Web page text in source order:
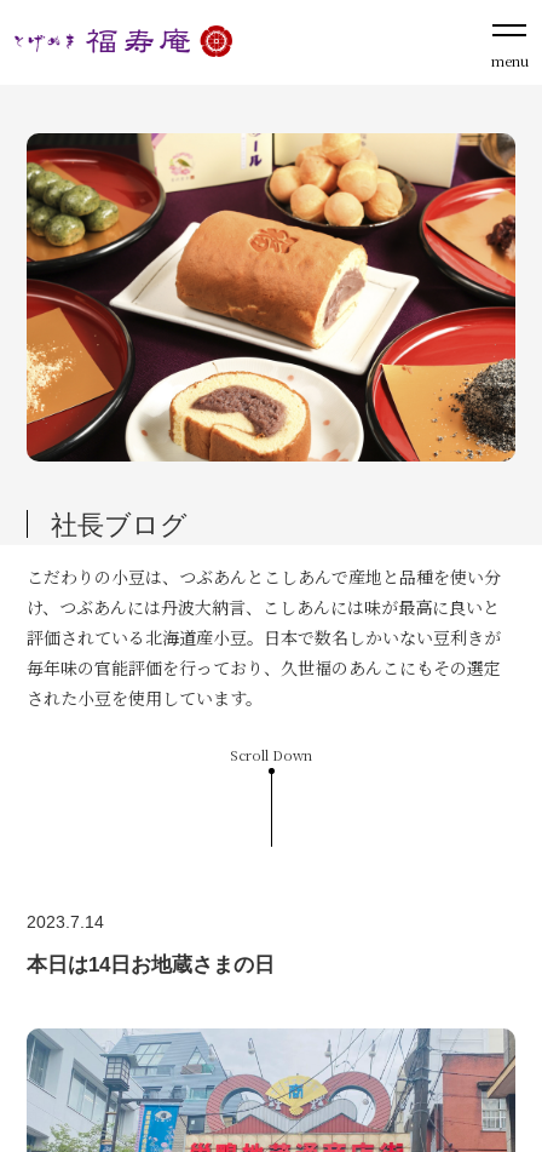
menu
社長ブログ
こだわりの小豆は、つぶあんとこしあんで産地と品種を使い分
け、つぶあんには丹波大納言、こしあんには味が最高に良いと
評価されている北海道産小豆。日本で数名しかいない豆利きが
毎年味の官能評価を行っており、久世福のあんこにもその選定
された小豆を使用しています。
Scroll Down
2023.7.14
本日は14日お地蔵さまの日